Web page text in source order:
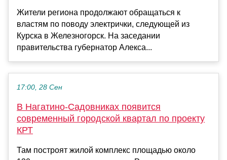
Жители региона продолжают обращаться к
властям по поводу электрички, следующей из
Курска в Железногорск. На заседании
правительства губернатор Алекса...
17:00, 28 Сен
В Нагатино-Садовниках появится
современный городской квартал по проекту
КРТ
Там построят жилой комплекс площадью около